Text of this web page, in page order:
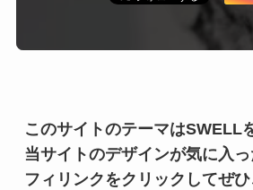
このサイトのテーマはSWELL
当サイトのデザインが気に入
フィリンクをクリックしてぜ